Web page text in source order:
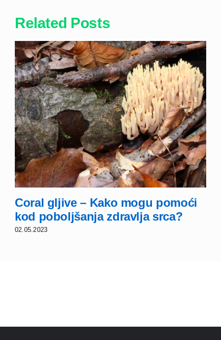
Related Posts
Coral gljive – Kako mogu pomoći
kod poboljšanja zdravlja srca?
02.05.2023